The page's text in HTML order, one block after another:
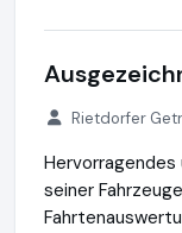
Rietdorfer
seiner